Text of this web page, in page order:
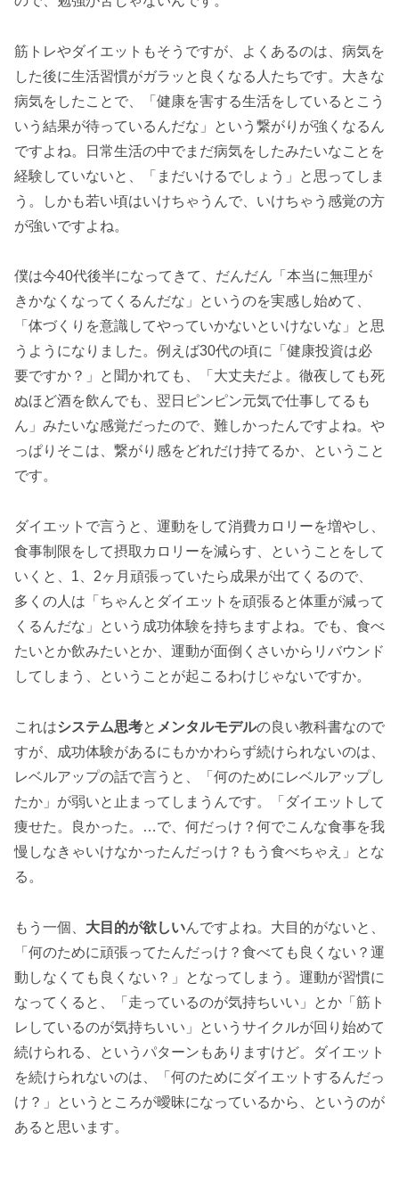
筋トレやダイエットもそうですが、よくあるのは、病気を
した後に生活習慣がガラッと良くなる人たちです。大きな
病気をしたことで、「健康を害する生活をしているとこう
いう結果が待っているんだな」という繋がりが強くなるん
ですよね。日常生活の中でまだ病気をしたみたいなことを
経験していないと、「まだいけるでしょう」と思ってしま
う。しかも若い頃はいけちゃうんで、いけちゃう感覚の方
が強いですよね。
僕は今40代後半になってきて、だんだん「本当に無理が
きかなくなってくるんだな」というのを実感し始めて、
「体づくりを意識してやっていかないといけないな」と思
うようになりました。例えば30代の頃に「健康投資は必
要ですか？」と聞かれても、「大丈夫だよ。徹夜しても死
ぬほど酒を飲んでも、翌日ピンピン元気で仕事してるも
ん」みたいな感覚だったので、難しかったんですよね。や
っぱりそこは、繋がり感をどれだけ持てるか、ということ
です。
ダイエットで言うと、運動をして消費カロリーを増やし、
食事制限をして摂取カロリーを減らす、ということをして
いくと、1、2ヶ月頑張っていたら成果が出てくるので、
多くの人は「ちゃんとダイエットを頑張ると体重が減って
くるんだな」という成功体験を持ちますよね。でも、食べ
たいとか飲みたいとか、運動が面倒くさいからリバウンド
してしまう、ということが起こるわけじゃないですか。
これはシステム思考と メンタルモデルの良い教科書なので
すが、成功体験があるにもかかわらず続けられないのは、
レベルアップの話で言うと、「何のためにレベルアップし
たか」が弱いと止まってしまうんです。「ダイエットして
痩せた。良かった。…で、何だっけ？何でこんな食事を我
慢しなきゃいけなかったんだっけ？もう食べちゃえ」とな
る。
もう一個、 大目的が欲しいんですよね。大目的がないと、
「何のために頑張ってたんだっけ？食べても良くない？運
動しなくても良くない？」となってしまう。運動が習慣に
なってくると、「走っているのが気持ちいい」とか「筋ト
レしているのが気持ちいい」というサイクルが回り始めて
続けられる、というパターンもありますけど。ダイエット
を続けられないのは、「何のためにダイエットするんだっ
け？」というところが曖昧になっているから、というのが
あると思います。